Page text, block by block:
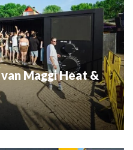
Maggi Heat &